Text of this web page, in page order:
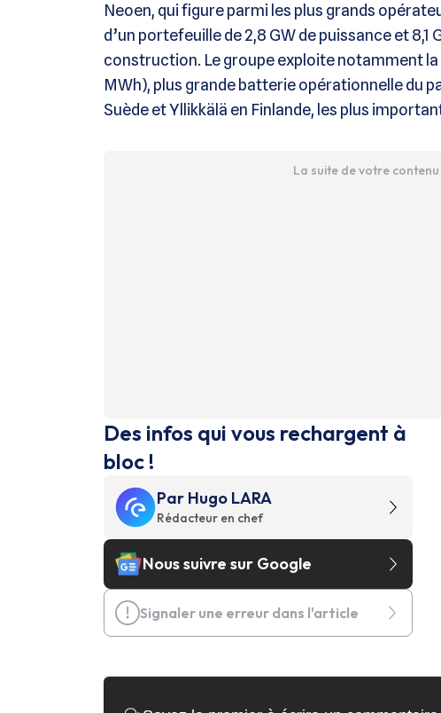
Neoen, qui figure parmi les plus grands
d’un portefeuille de 2,8 GW de puissance et
construction. Le groupe exploite notamment
MWh), plus grande batterie opérationnelle du
Suède et Yllikkälä en Finlande, les plus
La suite de votre
Des infos qui vous rechargent à
bloc !
Par Hugo LARA
Rédacteur en chef
Nous suivre sur Google
Signaler une erreur dans l'article